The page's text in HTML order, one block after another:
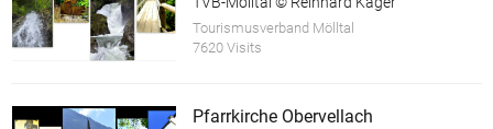
Tourismusverband Mölltal
7620 Visits
Pfarrkirche Obervellach